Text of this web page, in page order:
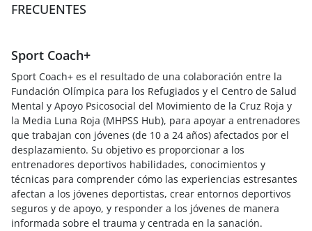
FRECUENTES
Sport Coach+
Sport Coach+ es el resultado de una colaboración entre la
Fundación Olímpica para los Refugiados y el Centro de Salud
Mental y Apoyo Psicosocial del Movimiento de la Cruz Roja y
la Media Luna Roja (MHPSS Hub), para apoyar a entrenadores
que trabajan con jóvenes (de 10 a 24 años) afectados por el
desplazamiento. Su objetivo es proporcionar a los
entrenadores deportivos habilidades, conocimientos y
técnicas para comprender cómo las experiencias estresantes
afectan a los jóvenes deportistas, crear entornos deportivos
seguros y de apoyo, y responder a los jóvenes de manera
informada sobre el trauma y centrada en la sanación.